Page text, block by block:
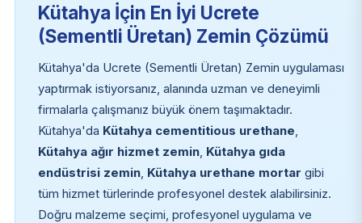
Kütahya İçin En İyi Ucrete
(Sementli Üretan) Zemin Çözümü
Kütahya'da Ucrete (Sementli Üretan) Zemin uygulaması
yaptırmak istiyorsanız, alanında uzman ve deneyimli
firmalarla çalışmanız büyük önem taşımaktadır.
Kütahya'da Kütahya cementitious urethane,
Kütahya ağır hizmet zemin, Kütahya gıda
endüstrisi zemin, Kütahya urethane mortar gibi
tüm hizmet türlerinde profesyonel destek alabilirsiniz.
Doğru malzeme seçimi, profesyonel uygulama ve